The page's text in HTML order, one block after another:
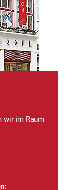
wir im Raum